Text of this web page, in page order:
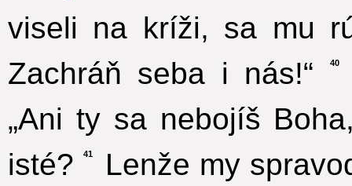
viseli na kríži, sa mu
Zachráň seba i nás!“
40
„Ani ty sa nebojíš
isté?
41
Lenže my